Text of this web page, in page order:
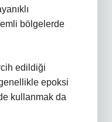
bölgelerde
edildiği
epoksi
kullanmak da